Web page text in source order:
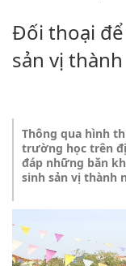
Đối thoại
sản vị
Thông qua hình
trường học trên
đáp những băn
sinh sản vị thành